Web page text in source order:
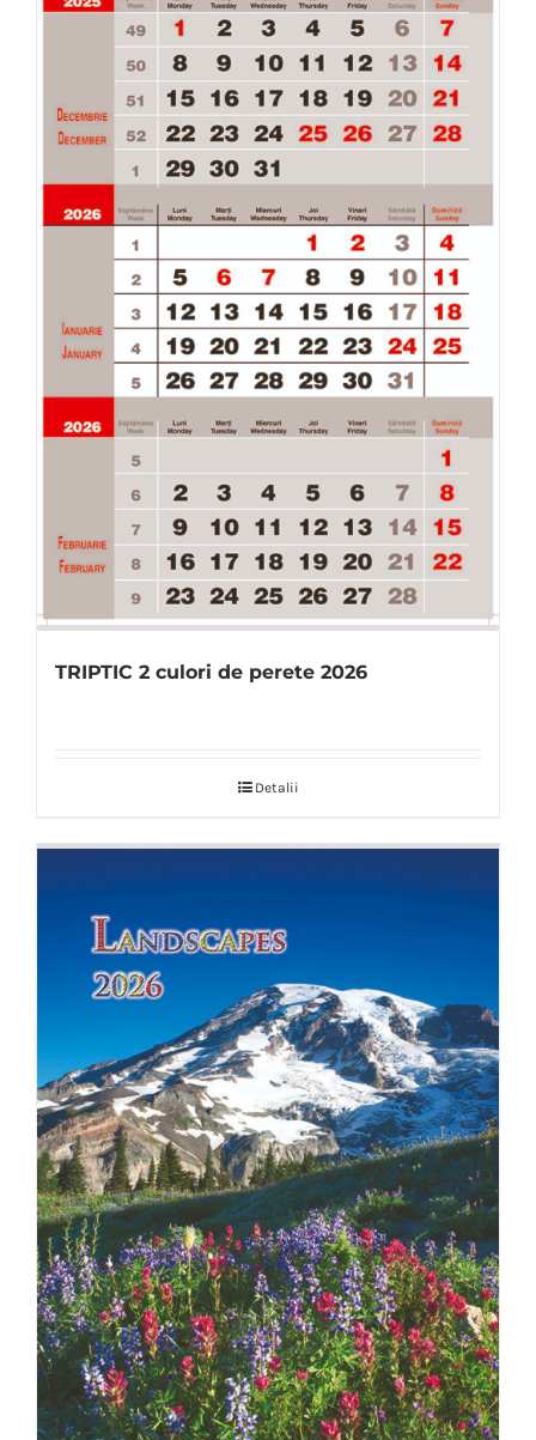
TRIPTIC 2 culori de perete 2026
Detalii